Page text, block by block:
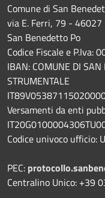
Comune di San
via E. Ferri, 79 -
San Benedetto Po
Codice Fiscale e P.Iva:
IBAN: COMUNE DI
STRUMENTALE
Versamenti da enti
Codice univoco ufficio:
PEC:
Centralino Unico: +39